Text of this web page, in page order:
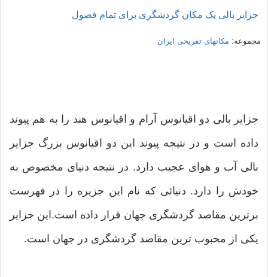
جزایر بالی یک مکان گردشگری برای تمام فصول
مجموعه: مکانهای تفریحی ايران
جزایر بالی دو اقیانوس آرام و اقیانوس هند را به هم پیوند
داده است و در نتیجه پیوند این دو اقیانوس بزرگ جزایر
بالی آب و هوای عجیب دارد. در نتیجه دنیای مخصوص به
خودش را دارد. دنیائی که نام این جزیره را در فهرست
برترین مقاصد گردشگری جهان قرار داده است.این جزایر
یکی از محبوب ترین مقاصد گردشگری در جهان است.